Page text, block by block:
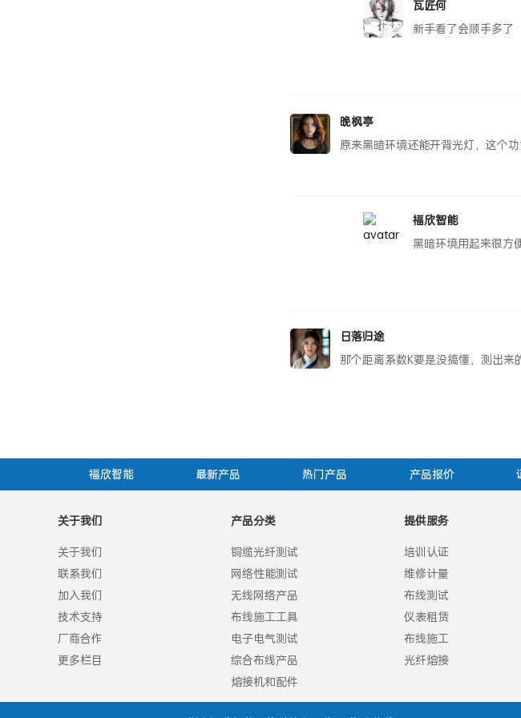
瓦匠何
新手看了会顺手多了
晚枫亭
原来黑暗环境还能开背光灯，这个
福欣智能
黑暗环境用起来很方
日落归途
那个距离系数K要是没搞懂，测出来
福欣智能 最新产品 热门产品 产品报价
关于我们
关于我们
联系我们
加入我们
技术支持
厂商合作
更多栏目
产品分类
铜缆光纤测试
网络性能测试
无线网络产品
布线施工工具
电子电气测试
综合布线产品
熔接机和配件
提供服务
培训认证
维修计量
布线测试
仪表租赁
布线施工
光纤熔接